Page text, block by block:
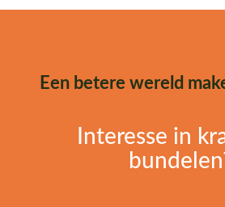
Een betere wereld
Interesse in